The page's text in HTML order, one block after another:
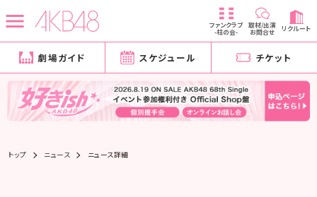
ファンクラブ
-柱の会-
取材/出演
お問合せ リクルート
劇場ガイド スケジュール チケット
トップ ニュース ニュース詳細